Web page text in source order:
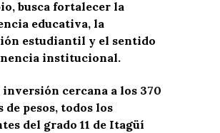
busca fortalecer la
educativa, la
estudiantil y el sentido
institucional.
inversión cercana a los 370
de pesos, todos los
del grado 11 de Itagüí